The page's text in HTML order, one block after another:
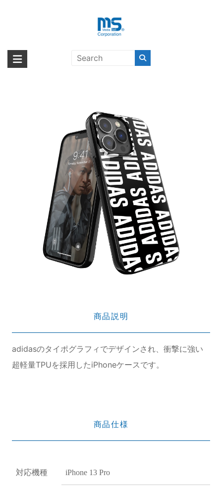
海外輸入ブランド商品｜株式会社
海外事業部が取り揃えている海外輸入商品には、日本では珍しい「海外ブ
ランド」をはじめ「ユニークな商品」「機能的な商品」「コストパフォー
Performance Logo iPhone 13 Pro
商品説明
adidasのタイポグラフィでデザインされ、衝撃に強い
超軽量TPUを採用したiPhoneケースです。
商品仕様
対応機種 iPhone 13 Pro